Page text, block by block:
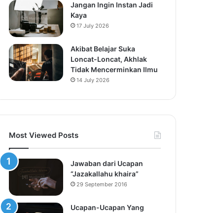
Jangan Ingin Instan Jadi
Kaya
17 July 2026
Akibat Belajar Suka
Loncat-Loncat, Akhlak
Tidak Mencerminkan Ilmu
14 July 2026
Most Viewed Posts
Jawaban dari Ucapan
“Jazakallahu khaira”
29 September 2016
Ucapan-Ucapan Yang